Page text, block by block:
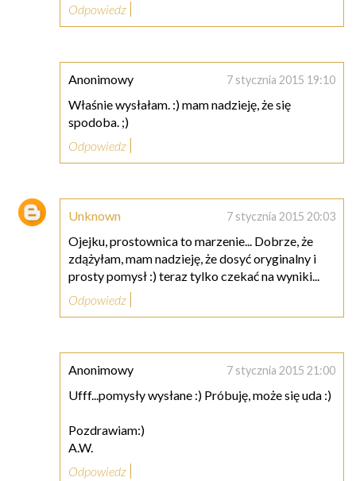
Odpowiedz
Anonimowy 7 stycznia 2015 19:10
Właśnie wysłałam. :) mam nadzieję, że się
spodoba. ;)
Odpowiedz
Unknown 7 stycznia 2015 20:03
Ojejku, prostownica to marzenie... Dobrze, że
zdążyłam, mam nadzieję, że dosyć oryginalny i
prosty pomysł :) teraz tylko czekać na wyniki...
Odpowiedz
Anonimowy 7 stycznia 2015 21:00
Ufff...pomysły wysłane :) Próbuję, może się uda :)
Pozdrawiam:)
A.W.
Odpowiedz